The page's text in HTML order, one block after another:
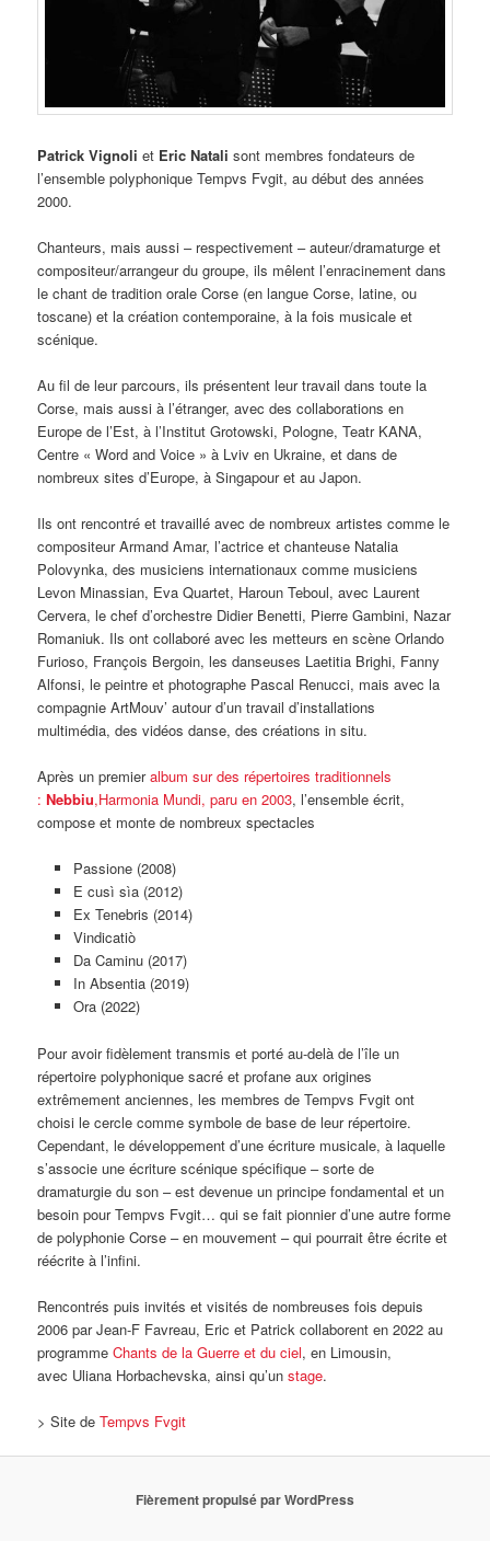
Patrick Vignoliet Eric Natali sont membres fondateurs de
l’ensemble polyphonique Tempvs Fvgit, au début des années
2000.
Chanteurs, mais aussi – respectivement – auteur/dramaturge et
compositeur/arrangeur du groupe, ils mêlent l’enracinement dans
le chant de tradition orale Corse (en langue Corse, latine, ou
toscane) et la création contemporaine, à la fois musicale et
scénique.
Au fil de leur parcours, ils présentent leur travail dans toute la
Corse, mais aussi à l’étranger, avec des collaborations en
Europe de l’Est, à l’Institut Grotowski, Pologne, Teatr KANA,
Centre « Word and Voice » à Lviv en Ukraine, et dans de
nombreux sites d’Europe, à Singapour et au Japon.
Ils ont rencontré et travaillé avec de nombreux artistes comme le
compositeur Armand Amar, l’actrice et chanteuse Natalia
Polovynka, des musiciens internationaux comme musiciens
Levon Minassian, Eva Quartet, Haroun Teboul, avec Laurent
Cervera, le chef d’orchestre Didier Benetti, Pierre Gambini, Nazar
Romaniuk. Ils ont collaboré avec les metteurs en scène Orlando
Furioso, François Bergoin, les danseuses Laetitia Brighi, Fanny
Alfonsi, le peintre et photographe Pascal Renucci, mais avec la
compagnie ArtMouv’ autour d’un travail d’installations
multimédia, des vidéos danse, des créations in situ.
Après un premieralbum sur des répertoires traditionnels
:Nebbiu,Harmonia Mundi, paru en 2003, l’ensemble écrit,
compose et monte de nombreux spectacles
Passione (2008)
E cusì sìa (2012)
Ex Tenebris (2014)
Vindicatiò
Da Caminu (2017)
In Absentia (2019)
Ora (2022)
Pour avoir fidèlement transmis et porté au-delà de l’île un
répertoire polyphonique sacré et profane aux origines
extrêmement anciennes, les membres de Tempvs Fvgit ont
choisi le cercle comme symbole de base de leur répertoire.
Cependant, le développement d’une écriture musicale, à laquelle
s’associe une écriture scénique spécifique – sorte de
dramaturgie du son – est devenue un principe fondamental et un
besoin pour Tempvs Fvgit… qui se fait pionnier d’une autre forme
de polyphonie Corse – en mouvement – qui pourrait être écrite et
réécrite à l’infini.
Rencontrés puis invités et visités de nombreuses fois depuis
2006 par Jean-F Favreau, Eric et Patrick collaborent en 2022 au
programmeChants de la Guerre et du ciel, en Limousin,
avec Uliana Horbachevska, ainsi qu’unstage.
> Site deTempvs Fvgit
Fièrement propulsé par WordPress